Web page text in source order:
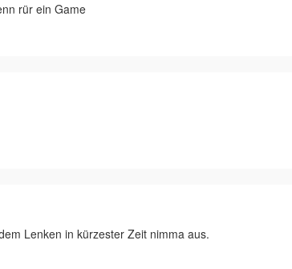
rür ein Game
Lenken in kürzester Zeit nimma aus.